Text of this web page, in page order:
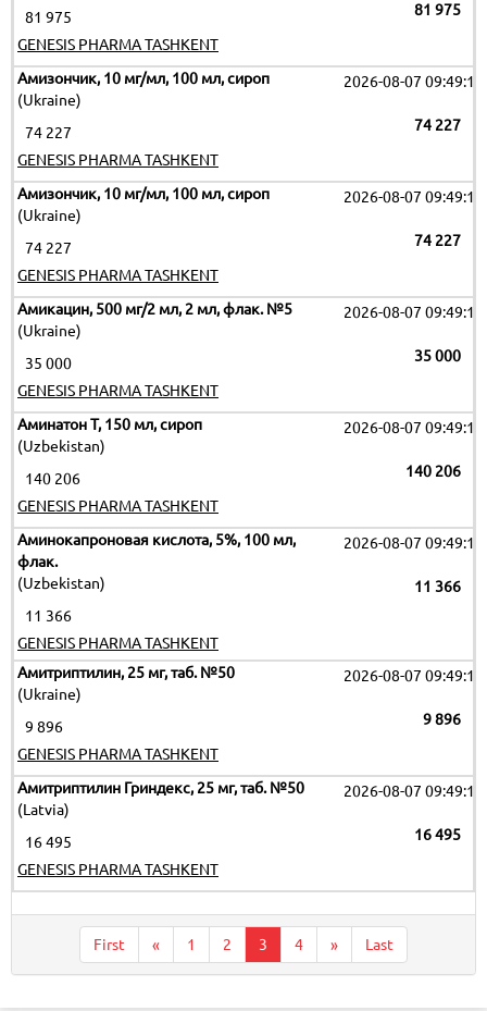
81 975
81 975
GENESIS PHARMA TASHKENT
Амизончик, 10 мг/мл, 100 мл, сироп
(Ukraine)
2026-08-07 09:49:17
74 227
74 227
GENESIS PHARMA TASHKENT
Амизончик, 10 мг/мл, 100 мл, сироп
(Ukraine)
2026-08-07 09:49:17
74 227
74 227
GENESIS PHARMA TASHKENT
Амикацин, 500 мг/2 мл, 2 мл, флак. №5
(Ukraine)
2026-08-07 09:49:17
35 000
35 000
GENESIS PHARMA TASHKENT
Аминатон Т, 150 мл, сироп
(Uzbekistan)
2026-08-07 09:49:17
140 206
140 206
GENESIS PHARMA TASHKENT
Аминокапроновая кислота, 5%, 100 мл,
флак.
(Uzbekistan)
2026-08-07 09:49:17
11 366
11 366
GENESIS PHARMA TASHKENT
Амитриптилин, 25 мг, таб. №50
(Ukraine)
2026-08-07 09:49:17
9 896
9 896
GENESIS PHARMA TASHKENT
Амитриптилин Гриндекс, 25 мг, таб. №50
(Latvia)
2026-08-07 09:49:17
16 495
16 495
GENESIS PHARMA TASHKENT
First « 1 2 3 4 » Last